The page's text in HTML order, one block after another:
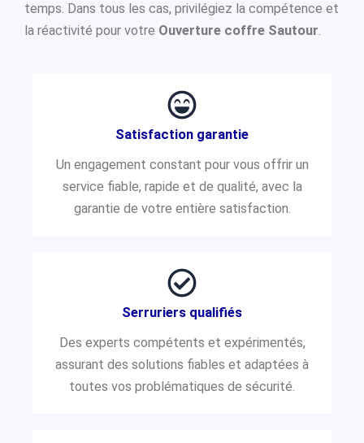
temps. Dans tous les cas, privilégiez la compétence et
la réactivité pour votre Ouverture coffre Sautour.
Satisfaction garantie
Un engagement constant pour vous offrir un
service fiable, rapide et de qualité, avec la
garantie de votre entière satisfaction.
Serruriers qualifiés
Des experts compétents et expérimentés,
assurant des solutions fiables et adaptées à
toutes vos problématiques de sécurité.